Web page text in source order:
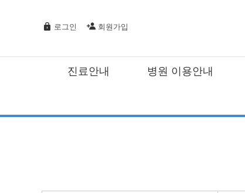
로그인 회원가입
진료안내 병원 이용안내